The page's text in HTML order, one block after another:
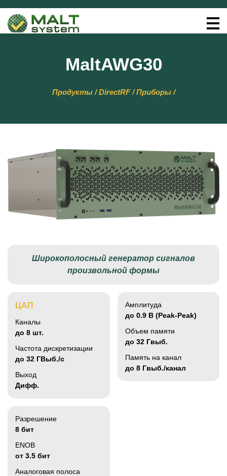
MaltAWG30
Продукты / DirectRF / Приборы /
Широкополосный генератор сигналов
произвольной формы
ЦАП
Каналы
до 8 шт.
Частота дискретизации
до 32 ГВыб./с
Выход
Дифф.
Амплитуда
до 0.9 В (Peak-Peak)
Объем памяти
до 32 Гвыб.
Память на канал
до 8 Гвыб./канал
Разрешение
8 бит
ENOB
от 3.5 бит
Аналоговая полоса